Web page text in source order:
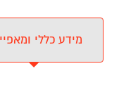
מידע כללי